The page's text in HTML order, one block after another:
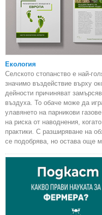
Екология
Селското стопанство е най-
значимо въздействие върху
дейности причиняват
въздуха. То обаче може да
улавянето на парникови
на риска от наводнения,
практики. С разширяване на
се подобрява, но остава още